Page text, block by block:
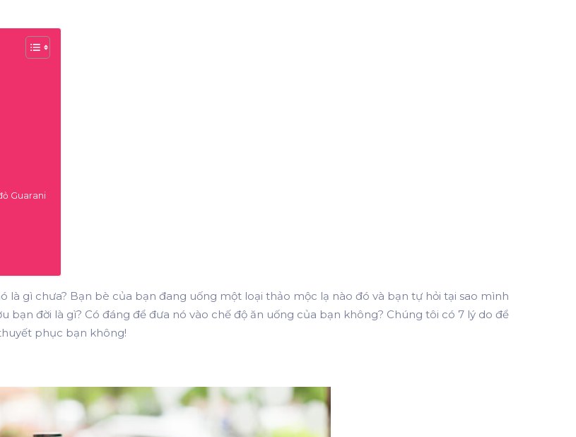
Guarani
là gì chưa? Bạn bè của bạn đang uống một loại thảo mộc lạ nào đó và bạn tự hỏi tại sao mình
bạn đời là gì? Có đáng để đưa nó vào chế độ ăn uống của bạn không? Chúng tôi có 7 lý do để
phục bạn không!